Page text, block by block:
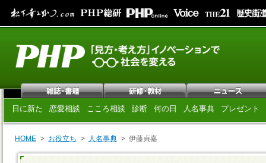
日に新た 恋愛相談 こころ相談 診断 何の日 人名事典 プレゼント
HOME お役立ち 人名事典 伊藤貞嘉